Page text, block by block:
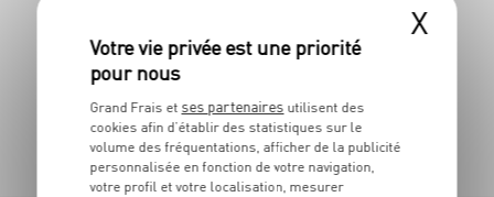
TOUTES NOS PROMOTIONS
X
Grand Frais et ses partenaires utilisent des
cookies afin d’établir des statistiques sur le
volume des fréquentations, afficher de la publicité
personnalisée en fonction de votre navigation,
votre profil et votre localisation, mesurer